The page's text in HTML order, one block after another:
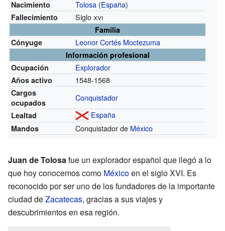
Nacimiento
Tolosa (España)
Fallecimiento Sigloxvi
Familia
Cónyuge
Leonor Cortés Moctezuma
Información profesional
Ocupación
Explorador
Años activo 1548-1568
Cargos
ocupados
Conquistador
Lealtad España
Mandos Conquistador de México
Juan de Tolosafue un explorador español que llegó a lo
que hoy conocemos como Méxicoen el siglo XVI. Es
reconocido por ser uno de los fundadores de la importante
ciudad deZacatecas, gracias a sus viajes y
descubrimientos en esa región.